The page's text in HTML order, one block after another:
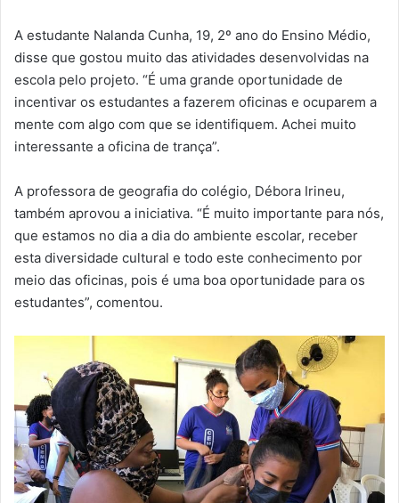
A estudante Nalanda Cunha, 19, 2º ano do Ensino Médio,
disse que gostou muito das atividades desenvolvidas na
escola pelo projeto. “É uma grande oportunidade de
incentivar os estudantes a fazerem oficinas e ocuparem a
mente com algo com que se identifiquem. Achei muito
interessante a oficina de trança”.
A professora de geografia do colégio, Débora Irineu,
também aprovou a iniciativa. “É muito importante para nós,
que estamos no dia a dia do ambiente escolar, receber
esta diversidade cultural e todo este conhecimento por
meio das oficinas, pois é uma boa oportunidade para os
estudantes”, comentou.